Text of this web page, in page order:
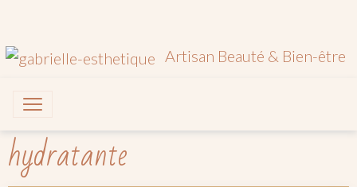
Artisan Beauté & Bien-être
hydratante